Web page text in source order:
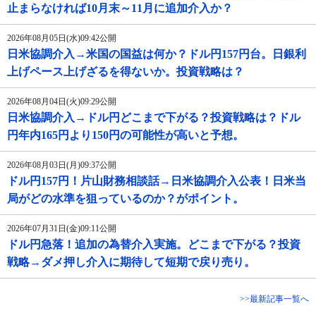
止まらなければ10月末～11月に追加介入か？
2026年08月05日(水)09:42公開
日米協調介入→米国の国益は何か？ドル円157円台。日銀利
上げペース上げざるを得ないか。投資戦略は？
2026年08月04日(火)09:29公開
日米協調介入→ドル円どこまで下がる？投資戦略は？ドル
円年内165円より150円の可能性が高いと予想。
2026年08月03日(月)09:37公開
ドル円157円！片山財務相談話→日米協調介入公表！日米当
局がどの水準を狙っているのか？がポイント。
2026年07月31日(金)09:11公開
ドル円急落！追加の為替介入実施。どこまで下がる？投資
戦略→ダメ押し介入に期待して短期で戻り売り。
>>最新記事一覧へ